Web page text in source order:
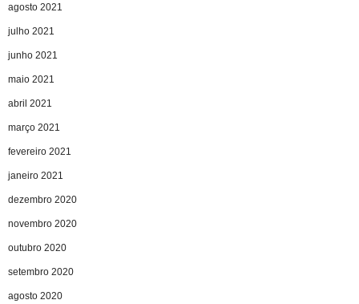
agosto 2021
julho 2021
junho 2021
maio 2021
abril 2021
março 2021
fevereiro 2021
janeiro 2021
dezembro 2020
novembro 2020
outubro 2020
setembro 2020
agosto 2020